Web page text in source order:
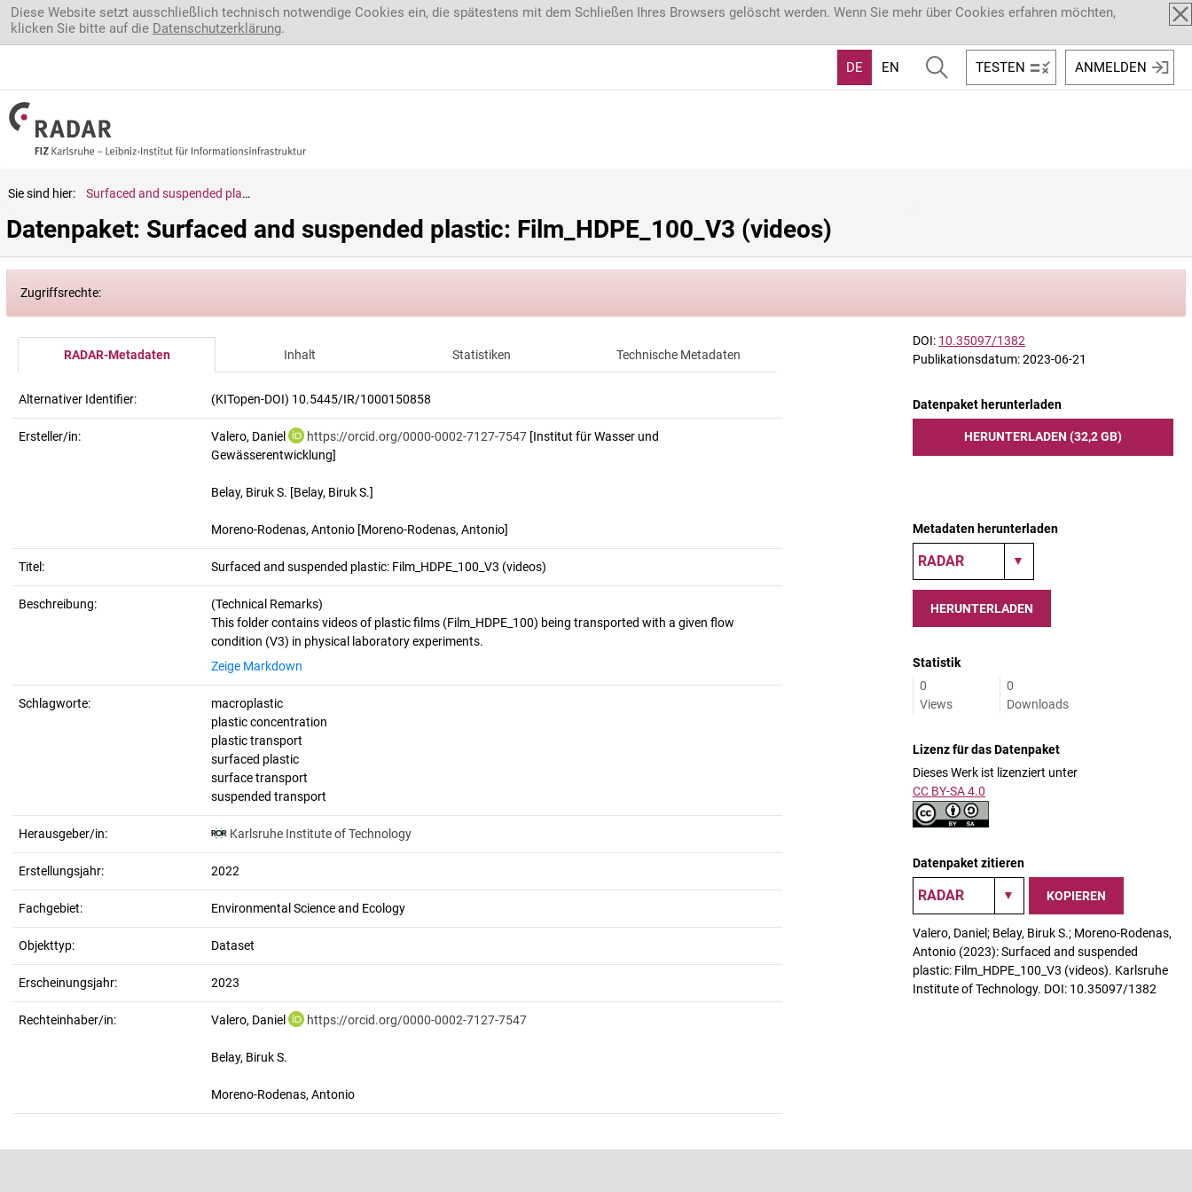
Direkt zum Inhalt
Diese Website setzt ausschließlich technisch notwendige Cookies ein, die spätestens mit dem Schließen Ihres Browsers gelöscht werden. Wenn Sie mehr über Cookies erfahren möchten,
klicken Sie bitte auf die Datenschutzerklärung.
DE EN TESTEN ANMELDEN
Sie sind hier: Surfaced and suspended plastic: Film_HDPE_100_V3 (videos)
Datenpaket: Surfaced and suspended plastic: Film_HDPE_100_V3 (videos)
Zugriffsrechte:
RADAR-Metadaten Inhalt Statistiken Technische Metadaten
Alternativer Identifier: (KITopen-DOI) 10.5445/IR/1000150858
Ersteller/in: Valero, Daniel https://orcid.org/0000-0002-7127-7547 [Institut für Wasser und
Gewässerentwicklung]
Belay, Biruk S. [Belay, Biruk S.]
Moreno-Rodenas, Antonio [Moreno-Rodenas, Antonio]
Titel: Surfaced and suspended plastic: Film_HDPE_100_V3 (videos)
Beschreibung:
(Technical Remarks)
This folder contains videos of plastic films (Film_HDPE_100) being transported with a given flow
Zeige Markdown
Schlagworte:
macroplastic
plastic concentration
plastic transport
surfaced plastic
surface transport
suspended transport
Herausgeber/in: Karlsruhe Institute of Technology
Erstellungsjahr: 2022
Fachgebiet: Environmental Science and Ecology
Objekttyp: Dataset
Erscheinungsjahr: 2023
Rechteinhaber/in: Valero, Daniel https://orcid.org/0000-0002-7127-7547
Belay, Biruk S.
Moreno-Rodenas, Antonio
DOI: 10.35097/1382
Publikationsdatum: 2023-06-21
Datenpaket herunterladen
HERUNTERLADEN (32,2 GB)
Metadaten herunterladen
HERUNTERLADEN
Statistik
0
Views
0
Downloads
Lizenz für das Datenpaket
Dieses Werk ist lizenziert unter
CC BY-SA 4.0
Datenpaket zitieren
KOPIEREN
Valero, Daniel; Belay, Biruk S.; Moreno-Rodenas,
Antonio (2023): Surfaced and suspended
plastic: Film_HDPE_100_V3 (videos). Karlsruhe
Institute of Technology. DOI: 10.35097/1382